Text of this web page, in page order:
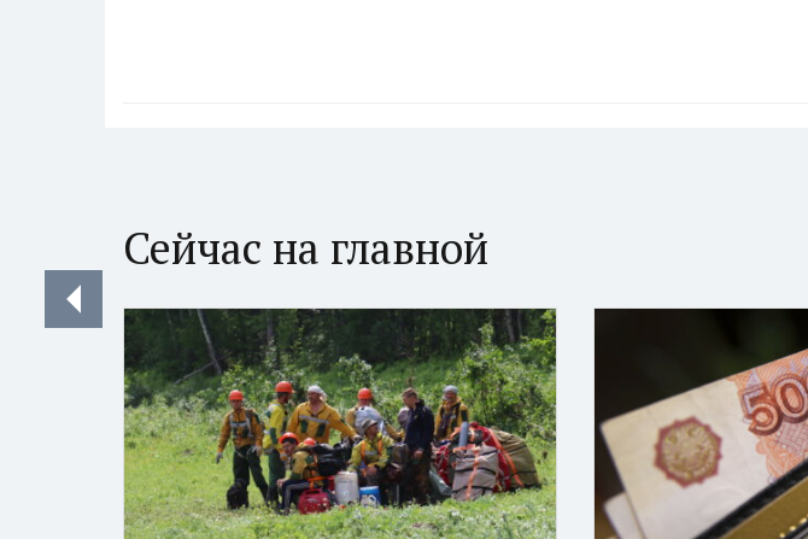
Сейчас на главной